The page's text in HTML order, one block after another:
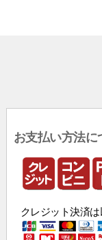
お支払い方法に
クレジット決済